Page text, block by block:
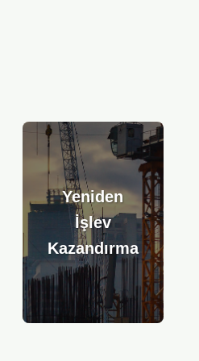
Yeniden
İşlev
Kazandırma